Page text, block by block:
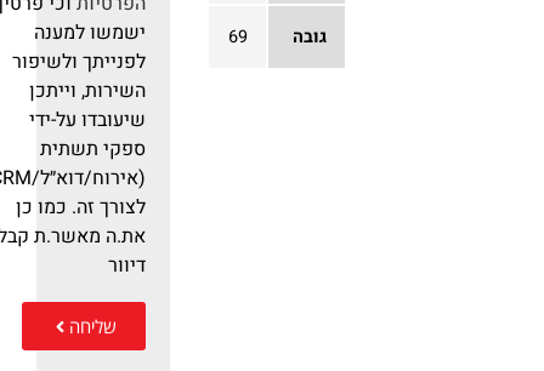
גובה 69
ישמשו למענה
לפנייתך ולשיפור
השירות, וייתכן
שיעובדו על-ידי
ספקי תשתית
(אירוח/דוא״ל/CRM)
לצורך זה. כמו כן
את.ה מאשר.ת קבלת
דיוור
שליחה